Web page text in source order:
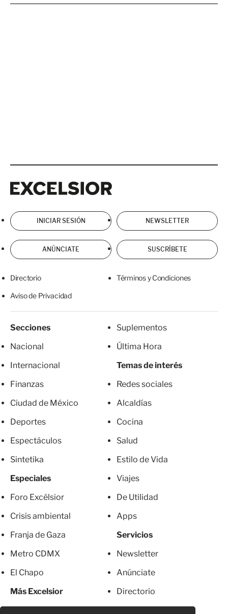
INICIAR SESIÓN NEWSLETTER
ANÚNCIATE SUSCRÍBETE
Directorio Términos y Condiciones
Aviso de Privacidad
Secciones
Nacional
Internacional
Finanzas
Ciudad de México
Deportes
Espectáculos
Sintetika
Especiales
Foro Excélsior
Crisis ambiental
Franja de Gaza
Metro CDMX
El Chapo
Más Excelsior
Suplementos
Última Hora
Temas de interés
Redes sociales
Alcaldías
Cocina
Salud
Estilo de Vida
Viajes
De Utilidad
Apps
Servicios
Newsletter
Anúnciate
Directorio